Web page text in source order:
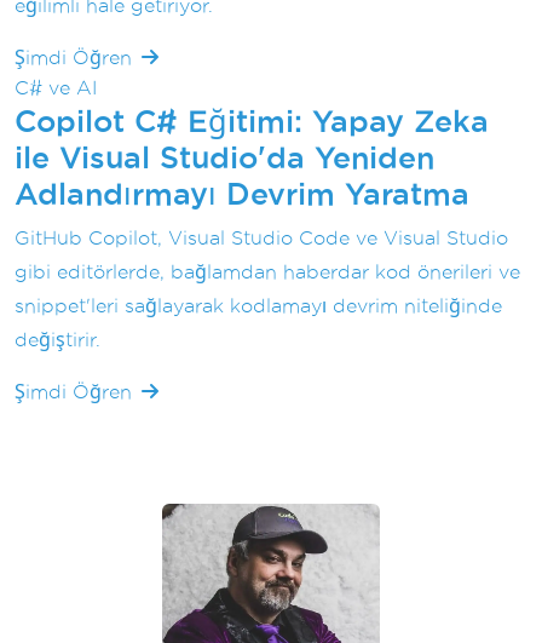
eğilimli hale getiriyor.
Şimdi Öğren
C# ve AI
Copilot C# Eğitimi: Yapay Zeka
ile Visual Studio'da Yeniden
Adlandırmayı Devrim Yaratma
GitHub Copilot, Visual Studio Code ve Visual Studio
gibi editörlerde, bağlamdan haberdar kod önerileri ve
snippet'leri sağlayarak kodlamayı devrim niteliğinde
değiştirir.
Şimdi Öğren